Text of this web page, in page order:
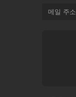
메일 주소